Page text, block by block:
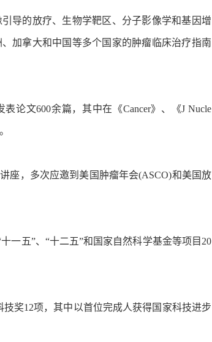
导的放疗、生物学靶区、分子影像学和基因增
加拿大和中国等多个国家的肿瘤临床治疗指南
论文600余篇，其中在《Cancer》、《J Nucle
座，多次应邀到美国肿瘤年会(ASCO)和美国放
一五”、“十二五”和国家自然科学基金等项目20
奖12项，其中以首位完成人获得国家科技进步